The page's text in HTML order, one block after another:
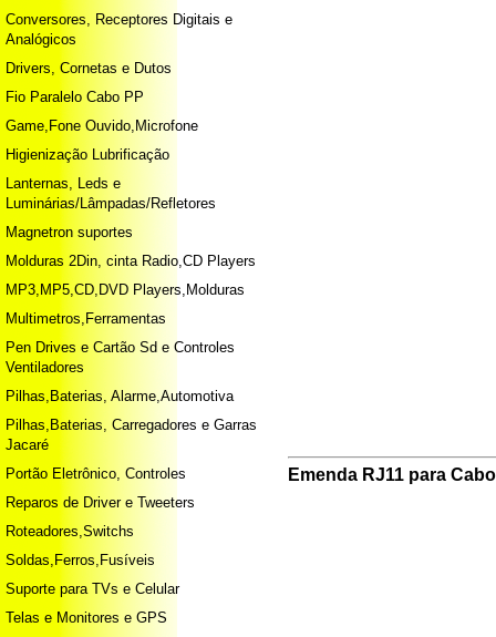
Conversores, Receptores Digitais e
Analógicos
Drivers, Cornetas e Dutos
Fio Paralelo Cabo PP
Game,Fone Ouvido,Microfone
Higienização Lubrificação
Lanternas, Leds e
Luminárias/Lâmpadas/Refletores
Magnetron suportes
Molduras 2Din, cinta Radio,CD Players
MP3,MP5,CD,DVD Players,Molduras
Multimetros,Ferramentas
Pen Drives e Cartão Sd e Controles
Ventiladores
Pilhas,Baterias, Alarme,Automotiva
Pilhas,Baterias, Carregadores e Garras
Jacaré
Portão Eletrônico, Controles
Reparos de Driver e Tweeters
Roteadores,Switchs
Soldas,Ferros,Fusíveis
Suporte para TVs e Celular
Telas e Monitores e GPS
Emenda RJ11 para